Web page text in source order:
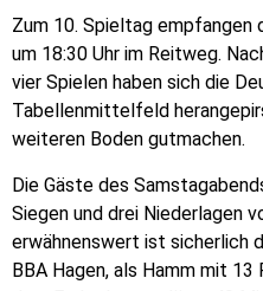
Zum 10. Spieltag empfangen
um 18:30 Uhr im Reitweg.
vier Spielen haben sich die
Tabellenmittelfeld
weiteren Boden gutmachen.
Die Gäste des
Siegen und drei Niederlagen
erwähnenswert ist sicherlich
BBA Hagen, als Hamm mit